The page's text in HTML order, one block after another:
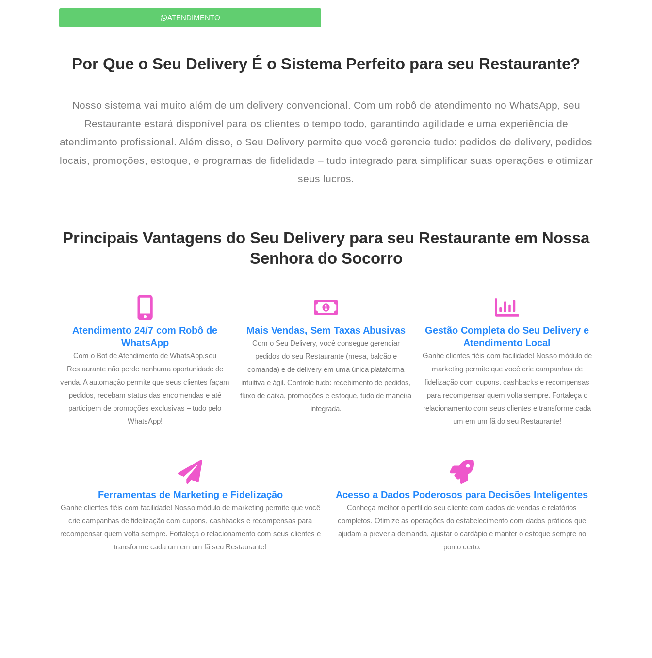
ATENDIMENTO
Por Que o Seu Delivery É o Sistema Perfeito para seu Restaurante?
Nosso sistema vai muito além de um delivery convencional. Com um robô de atendimento no WhatsApp, seu
Restaurante estará disponível para os clientes o tempo todo, garantindo agilidade e uma experiência de
atendimento profissional. Além disso, o Seu Delivery permite que você gerencie tudo: pedidos de delivery, pedidos
locais, promoções, estoque, e programas de fidelidade – tudo integrado para simplificar suas operações e otimizar
seus lucros.
Principais Vantagens do Seu Delivery para seu Restaurante em Nossa
Senhora do Socorro
Atendimento 24/7 com Robô de
WhatsApp
Com o Bot de Atendimento de WhatsApp,seu
Restaurante não perde nenhuma oportunidade de
venda. A automação permite que seus clientes façam
pedidos, recebam status das encomendas e até
participem de promoções exclusivas – tudo pelo
WhatsApp!
Mais Vendas, Sem Taxas Abusivas
Com o Seu Delivery, você consegue gerenciar
pedidos do seu Restaurante (mesa, balcão e
comanda) e de delivery em uma única plataforma
intuitiva e ágil. Controle tudo: recebimento de pedidos,
fluxo de caixa, promoções e estoque, tudo de maneira
integrada.
Gestão Completa do Seu Delivery e
Atendimento Local
Ganhe clientes fiéis com facilidade! Nosso módulo de
marketing permite que você crie campanhas de
fidelização com cupons, cashbacks e recompensas
para recompensar quem volta sempre. Fortaleça o
relacionamento com seus clientes e transforme cada
um em um fã do seu Restaurante!
Ferramentas de Marketing e Fidelização
Ganhe clientes fiéis com facilidade! Nosso módulo de marketing permite que você
crie campanhas de fidelização com cupons, cashbacks e recompensas para
recompensar quem volta sempre. Fortaleça o relacionamento com seus clientes e
transforme cada um em um fã seu Restaurante!
Acesso a Dados Poderosos para Decisões Inteligentes
Conheça melhor o perfil do seu cliente com dados de vendas e relatórios
completos. Otimize as operações do estabelecimento com dados práticos que
ajudam a prever a demanda, ajustar o cardápio e manter o estoque sempre no
ponto certo.